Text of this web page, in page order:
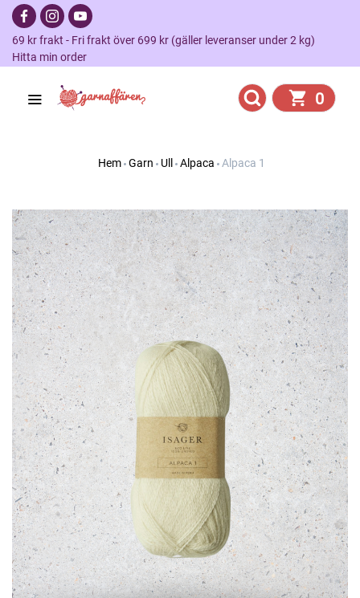
69 kr frakt - Fri frakt över 699 kr (gäller leveranser under 2 kg)
Hitta min order
0
Hem Garn Ull Alpaca Alpaca 1